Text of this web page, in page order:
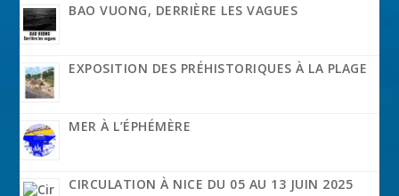
BAO VUONG, DERRIÈRE LES VAGUES
EXPOSITION DES PRÉHISTORIQUES À LA PLAGE
MER À L’ÉPHÉMÈRE
CIRCULATION À NICE DU 05 AU 13 JUIN 2025